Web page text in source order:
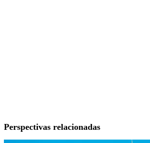
Perspectivas relacionadas